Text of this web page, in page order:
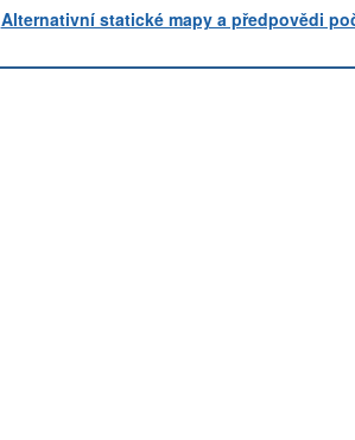
Alternativní statické mapy a předpovědi